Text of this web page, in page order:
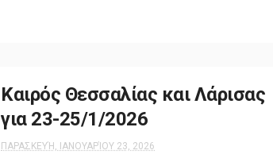
Καιρός Θεσσαλίας και Λάρισας
για 23-25/1/2026
ΠΑΡΑΣΚΕΥΉ, ΙΑΝΟΥΑΡΊΟΥ 23, 2026